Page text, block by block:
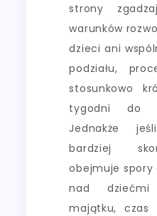
strony
warunków
dzieci ani
podziału,
stosunkowo
tygodni do
Jednakże
bardziej
obejmuje
nad dziećmi
majątku, czas